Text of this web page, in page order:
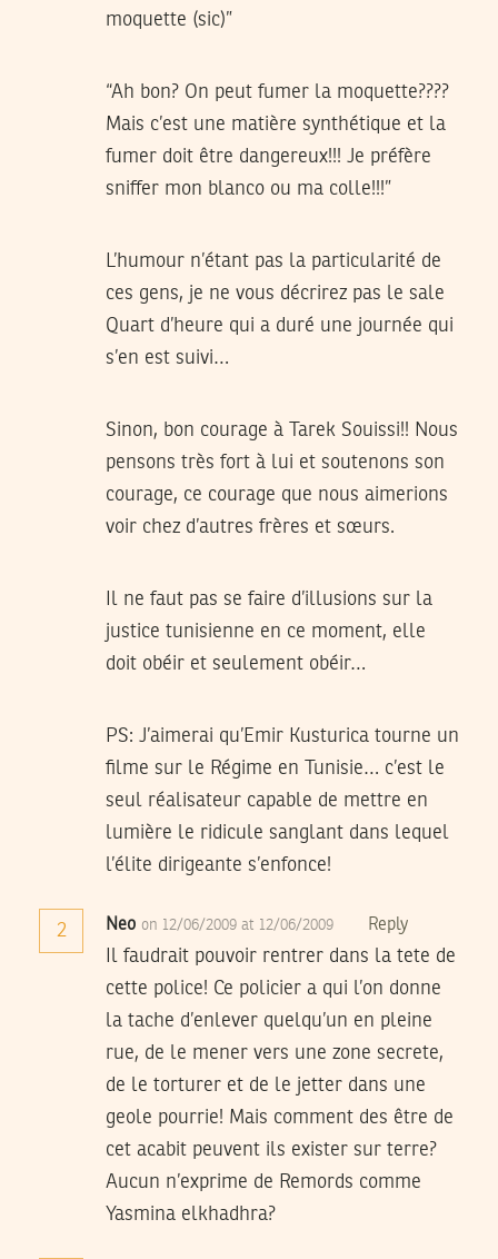
moquette (sic)”
“Ah bon? On peut fumer la moquette????
Mais c’est une matière synthétique et la
fumer doit être dangereux!!! Je préfère
sniffer mon blanco ou ma colle!!!”
L’humour n’étant pas la particularité de
ces gens, je ne vous décrirez pas le sale
Quart d’heure qui a duré une journée qui
s’en est suivi…
Sinon, bon courage à Tarek Souissi!! Nous
pensons très fort à lui et soutenons son
courage, ce courage que nous aimerions
voir chez d’autres frères et sœurs.
Il ne faut pas se faire d’illusions sur la
justice tunisienne en ce moment, elle
doit obéir et seulement obéir…
PS: J’aimerai qu’Emir Kusturica tourne un
filme sur le Régime en Tunisie… c’est le
seul réalisateur capable de mettre en
lumière le ridicule sanglant dans lequel
l’élite dirigeante s’enfonce!
2 Neo on 12/06/2009 at 12/06/2009 Reply
Il faudrait pouvoir rentrer dans la tete de
cette police! Ce policier a qui l’on donne
la tache d’enlever quelqu’un en pleine
rue, de le mener vers une zone secrete,
de le torturer et de le jetter dans une
geole pourrie! Mais comment des être de
cet acabit peuvent ils exister sur terre?
Aucun n’exprime de Remords comme
Yasmina elkhadhra?